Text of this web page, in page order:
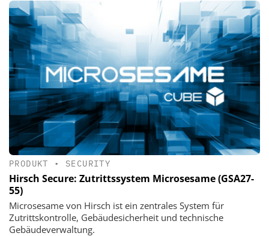
PRODUKT • SECURITY
Hirsch Secure: Zutrittssystem Microsesame (GSA27-
55)
Microsesame von Hirsch ist ein zentrales System für
Zutrittskontrolle, Gebäudesicherheit und technische
Gebäudeverwaltung.